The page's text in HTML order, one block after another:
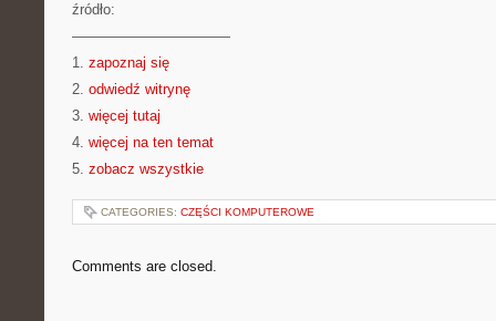
źródło:
———————————
1. zapoznaj się
2. odwiedź witrynę
3. więcej tutaj
4. więcej na ten temat
5. zobacz wszystkie
CATEGORIES: CZĘŚCI KOMPUTEROWE
Comments are closed.